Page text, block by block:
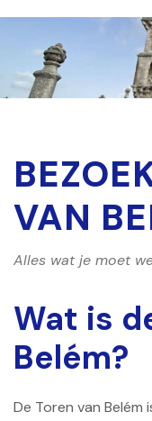
VAN
Alles wat je moet
Wat is
Belém?
De Toren van Belém